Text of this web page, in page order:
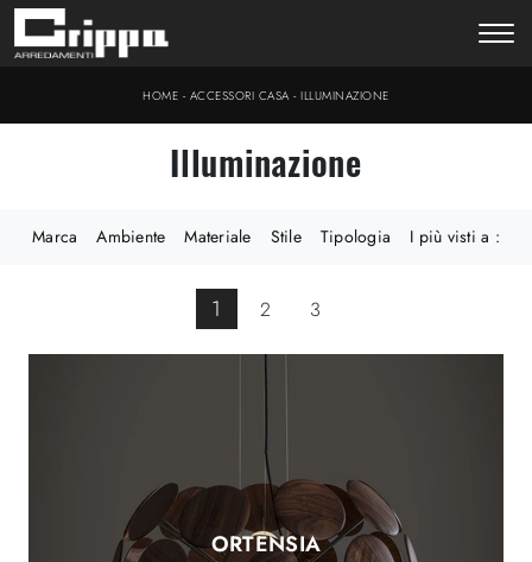
HOME - ACCESSORI CASA -ILLUMINAZIONE
Illuminazione
Marca Ambiente Materiale Stile Tipologia I più visti a :
1 2 3
ORTENSIA